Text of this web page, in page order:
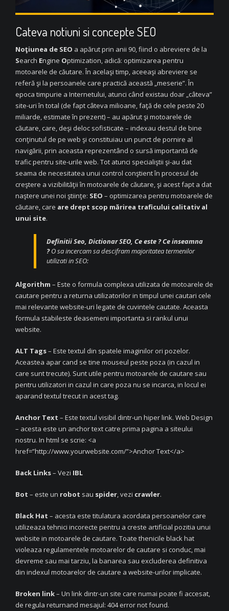
Cateva notiuni si concepte SEO
Noţiunea de SEO a apărut prin anii 90, fiind o abreviere de la
Search Engine Optimization, adică: optimizarea pentru
motoarele de căutare. În acelaşi timp, aceeaşi abreviere se
referă şi la persoanele care practică această „meserie”. În
epoca timpurie a Internetului, atunci când existau doar „câteva”
site-uri în total (de fapt câteva milioane, faţă de cele peste 20
miliarde, estimate în prezent) – au apărut şi motoarele de
căutare, care, deşi deloc sofisticate – indexau destul de bine
conţinutul de pe web şi constituiau un punct de pornire al
navigării, prin aceasta reprezentând o sursă importantă de
trafic pentru site-urile web. Tot atunci specialiştii şi-au dat
seama de necesitatea unui control conştient în procesul de
creştere a vizibilităţii în motoarele de căutare, şi acest fapt a dat
naştere unei noi ştiinţe: SEO – optimizarea pentru motoarele de
căutare, care are drept scop mărirea traficului calitativ al
unui site.
Definitii Seo, Dictionar SEO, Ce este ? Ce inseamna
?O sa incercam sa descifram majoritatea termenilor
utilizati in SEO:
Algorithm – Este o formula complexa utilizata de motoarele de
cautare pentru a returna utilizatorilor in timpul unei cautari cele
mai relevante website-uri legate de cuvintele cautate. Aceasta
formula stabileste deasemeni importanta si rankul unui
website.
ALT Tags– Este textul din spatele imaginilor ori pozelor.
Aceastea apar cand se tine mouseul peste poza (in cazul in
care sunt trecute). Sunt utile pentru motoarele de cautare sau
pentru utilizatori in cazul in care poza nu se incarca, in locul ei
aparand textul trecut in acest tag.
Anchor Text – Este textul visibil dintr-un hiper link. Web Design
– acesta este un anchor text catre prima pagina a siteului
nostru. In html se scrie: <a
href=”http://www.yourwebsite.com/”>Anchor Text</a>
Back Links– Vezi IBL
Bot – este un robot sau spider, vezi crawler.
Black Hat – acesta este titulatura acordata persoanelor care
utilizeaza tehnici incorecte pentru a creste artificial pozitia unui
website in motoarele de cautare. Toate thenicile black hat
violeaza regulamentele motoarelor de cautare si conduc, mai
devreme sau mai tarziu, la banarea sau excluderea definitiva
din indexul motoarelor de cautare a website-urilor implicate.
Broken link– Un link dintr-un site care numai poate fi accesat,
de regula returnand mesajul: 404 error not found.